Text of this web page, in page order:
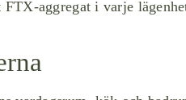
FTX-aggregat i varje